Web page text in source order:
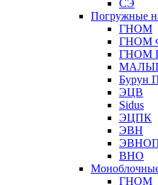
СЭ
Погружные
ГНОМ
ГНОМ
ГНОМ
МАЛЫШ
Бурун
ЭЦВ
Sidus
ЭЦПК
ЭВН
ВНО
ГНОМ